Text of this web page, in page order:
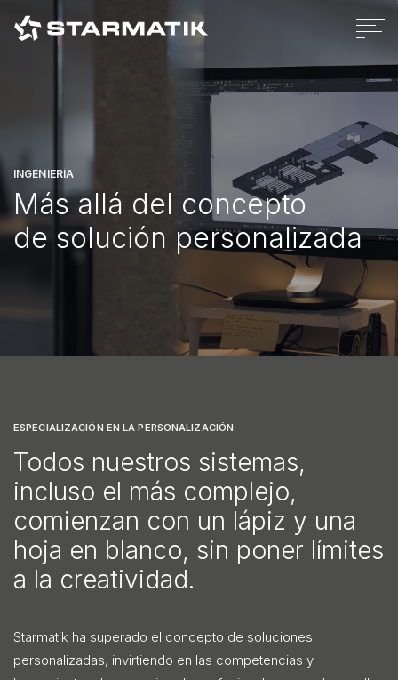
Cookies Policy Privacy Policy
Codigo Etico
INGENIERÍA
Más allá del concepto
de solución personalizada
ESPECIALIZACIÓN EN LA PERSONALIZACIÓN
Todos nuestros sistemas,
incluso el más complejo,
comienzan con un lápiz y una
hoja en blanco, sin poner límites
a la creatividad.
Starmatik ha superado el concepto de soluciones
personalizadas, invirtiendo en las competencias y